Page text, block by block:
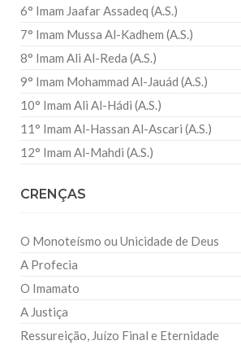
6° Imam Jaafar Assadeq (A.S.)
7° Imam Mussa Al-Kadhem (A.S.)
8° Imam Ali Al-Reda (A.S.)
9° Imam Mohammad Al-Jauád (A.S.)
10° Imam Ali Al-Hádi (A.S.)
11° Imam Al-Hassan Al-Ascari (A.S.)
12° Imam Al-Mahdi (A.S.)
CRENÇAS
O Monoteísmo ou Unicidade de Deus
A Profecia
O Imamato
A Justiça
Ressureição, Juízo Final e Eternidade